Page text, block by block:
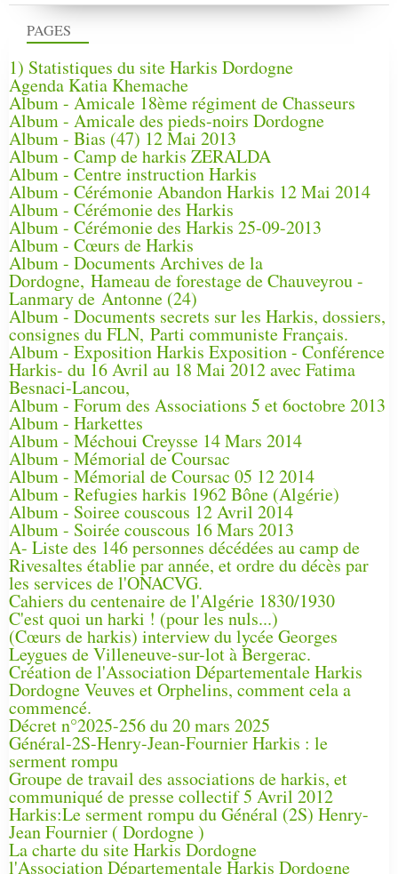
PAGES
1) Statistiques du site Harkis Dordogne
Agenda Katia Khemache
Album - Amicale 18ème régiment de Chasseurs
Album - Amicale des pieds-noirs Dordogne
Album - Bias (47) 12 Mai 2013
Album - Camp de harkis ZERALDA
Album - Centre instruction Harkis
Album - Cérémonie Abandon Harkis 12 Mai 2014
Album - Cérémonie des Harkis
Album - Cérémonie des Harkis 25-09-2013
Album - Cœurs de Harkis
Album - Documents Archives de la
Dordogne, Hameau de forestage de Chauveyrou -
Lanmary de Antonne (24)
Album - Documents secrets sur les Harkis, dossiers,
consignes du FLN, Parti communiste Français.
Album - Exposition Harkis Exposition - Conférence
Harkis- du 16 Avril au 18 Mai 2012 avec Fatima
Besnaci-Lancou,
Album - Forum des Associations 5 et 6octobre 2013
Album - Harkettes
Album - Méchoui Creysse 14 Mars 2014
Album - Mémorial de Coursac
Album - Mémorial de Coursac 05 12 2014
Album - Refugies harkis 1962 Bône (Algérie)
Album - Soiree couscous 12 Avril 2014
Album - Soirée couscous 16 Mars 2013
A- Liste des 146 personnes décédées au camp de
Rivesaltes établie par année, et ordre du décès par
les services de l'ONACVG.
Cahiers du centenaire de l'Algérie 1830/1930
C'est quoi un harki ! (pour les nuls...)
(Cœurs de harkis) interview du lycée Georges
Leygues de Villeneuve-sur-lot à Bergerac.
Création de l'Association Départementale Harkis
Dordogne Veuves et Orphelins, comment cela a
commencé.
Décret n°2025-256 du 20 mars 2025
Général-2S-Henry-Jean-Fournier Harkis : le
serment rompu
Groupe de travail des associations de harkis, et
communiqué de presse collectif 5 Avril 2012
Harkis:Le serment rompu du Général (2S) Henry-
Jean Fournier ( Dordogne )
La charte du site Harkis Dordogne
l'Association Départementale Harkis Dordogne